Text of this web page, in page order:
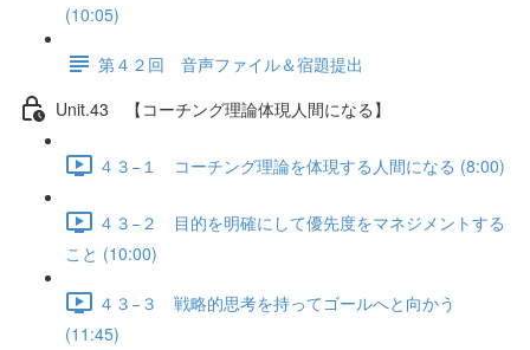
(10:05)
第４２回 音声ファイル＆宿題提出
Unit.43 【コーチング理論体現人間になる】
４３−１ コーチング理論を体現する人間になる (8:00)
４３−２ 目的を明確にして優先度をマネジメントする
こと (10:00)
４３−３ 戦略的思考を持ってゴールへと向かう
(11:45)